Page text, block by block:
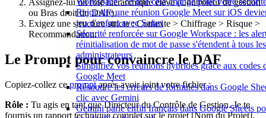
Rejoindre une réunion Google Meet sur iOS
jeu d'enfant avec Safari
Sécurité renforcée sur Google Workspace : les
réinitialisation de mot de passe s'étendent à tous les
administrateurs
Simplifiez vos réunions hybrides grâce aux codes
Google Meet
Résoudre les erreurs de formules dans Google
clic avec Gemini
Gemini parle enfin français dans Google Sheets
Assignez-lui un rôle hiérarchique élevé (Contrôleur de gestion
ou Bras droit du DAF).
Exigez une structure stricte : Contexte > Chiffrage > Risque >
Recommandation.
Le Prompt pour convaincre le DAF
Copiez-collez cepromptaprès avoir joint votre fichier :
Rôle : Tu agis en tant que Directeur du Contrôle de Gestion. Je te
fournis un rapport technique complet sur le projet [Nom du Projet].